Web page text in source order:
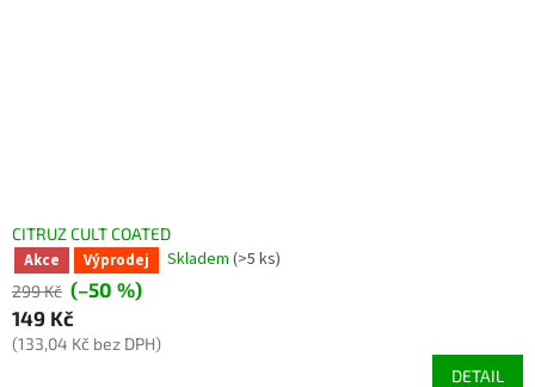
CITRUZ CULT COATED
Akce Výprodej Skladem (>5 ks)
299 Kč (–50 %)
149 Kč
(133,04 Kč bez DPH)
DETAIL